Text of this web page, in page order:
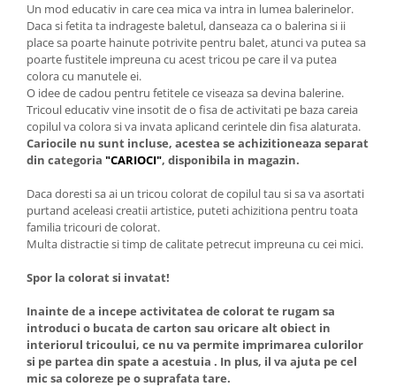
Un mod educativ in care cea mica va intra in lumea balerinelor.
Daca si fetita ta indrageste baletul, danseaza ca o balerina si ii
place sa poarte hainute potrivite pentru balet, atunci va putea sa
poarte fustitele impreuna cu acest tricou pe care il va putea
colora cu manutele ei.
O idee de cadou pentru fetitele ce viseaza sa devina balerine.
Tricoul educativ vine insotit de o fisa de activitati pe baza careia
copilul va colora si va invata aplicand cerintele din fisa alaturata.
Cariocile nu sunt incluse, acestea se achizitioneaza separat
din categoria "CARIOCI", disponibila in magazin.
Daca doresti sa ai un tricou colorat de copilul tau si sa va asortati
purtand aceleasi creatii artistice, puteti achizitiona pentru toata
familia tricouri de colorat.
Multa distractie si timp de calitate petrecut impreuna cu cei mici.
Spor la colorat si invatat!
Inainte de a incepe activitatea de colorat te rugam sa
introduci o bucata de carton sau oricare alt obiect in
interiorul tricoului, ce nu va permite imprimarea culorilor
si pe partea din spate a acestuia . In plus, il va ajuta pe cel
mic sa coloreze pe o suprafata tare.